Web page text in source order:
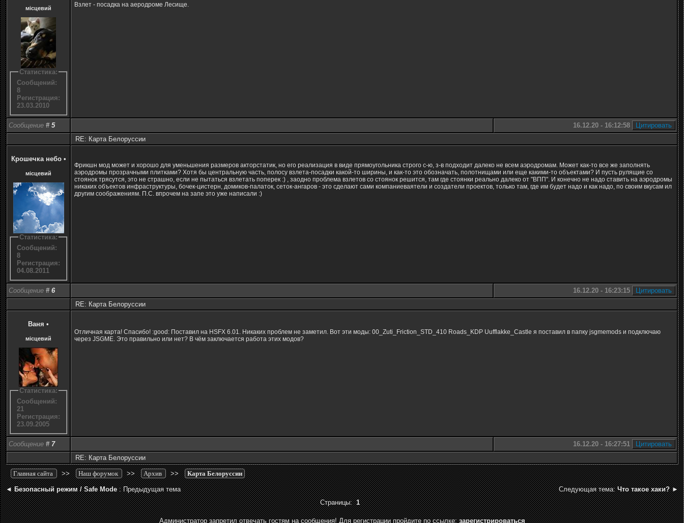
місцевий
Статистика:
Сообщений:
8
Регистрация:
23.03.2010
Взлет - посадка на аеродроме Лесище.
Сообщение # 5
16.12.20 - 16:12:58
RE: Карта Белоруссии
Крошечка небо •
місцевий
Статистика:
Сообщений:
8
Регистрация:
04.08.2011
Фрикшн мод может и хорошо для уменьшения размеров акторстатик, но его реализация в виде прямоугольника строго с-ю, з-в подходит далеко не всем аэродромам. Может как-то все же заполнять
аэродромы прозрачными плитками? Хотя бы центральную часть, полосу взлета-посадки какой-то ширины, и как-то это обозначать, полотнищами или еще какими-то объектами? И пусть рулящие со
стоянок трясутся, это не страшно, если не пытаться взлетать поперек :) , заодно проблема взлетов со стоянок решится, там где стоянки реально далеко от "ВПП". И конечно не надо ставить на аэродромы
никаких объектов инфраструктуры, бочек-цистерн, домиков-палаток, сеток-ангаров - это сделают сами компаниеваятели и создатели проектов, только там, где им будет надо и как надо, по своим вкусам ил
другим соображениям. П.С. впрочем на запе это уже написали :)
Сообщение # 6
16.12.20 - 16:23:15
RE: Карта Белоруссии
Ваня •
місцевий
Статистика:
Сообщений:
21
Регистрация:
23.09.2005
Отличная карта! Спасибо! :good: Поставил на HSFX 6.01. Никаких проблем не заметил. Вот эти моды: 00_Zuti_Friction_STD_410 Roads_KDP Uufflakke_Castle я поставил в папку jsgmemods и подключаю
через JSGME. Это правильно или нет? В чём заключается работа этих модов?
Сообщение # 7
16.12.20 - 16:27:51
RE: Карта Белоруссии
Главная сайта >> Наш форумок >> Архив >> Карта Белоруссии
◄Безопасный режим / Safe Mode: Предыдущая тема Следующая тема:Что такое хаки?►
Страницы:1
Администратор запретил отвечать гостям на сообщения! Для регистрации пройдите по ссылке:зарегистрироваться